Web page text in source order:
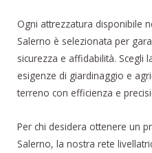
Ogni attrezzatura disponibile
Salerno è selezionata per
sicurezza e affidabilità. Scegli
esigenze di giardinaggio e
terreno con efficienza e
Per chi desidera ottenere un
Salerno, la nostra rete